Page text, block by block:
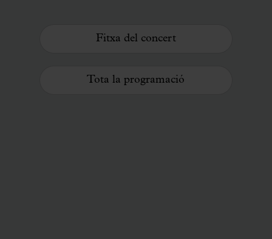
Fitxa del concert
Tota la programació